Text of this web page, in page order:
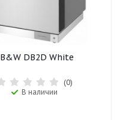
B&W DB2D White
(0)
В наличии